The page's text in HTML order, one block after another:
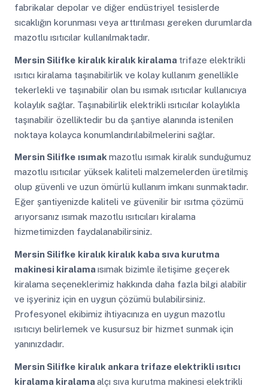
fabrikalar depolar ve diğer endüstriyel tesislerde
sıcaklığın korunması veya arttırılması gereken durumlarda
mazotlu ısıtıcılar kullanılmaktadır.
Mersin Silifke kiralık kiralık kiralama trifaze elektrikli
ısıtıcı kiralama taşınabilirlik ve kolay kullanım genellikle
tekerlekli ve taşınabilir olan bu ısımak ısıtıcılar kullanıcıya
kolaylık sağlar. Taşınabilirlik elektrikli ısıtıcılar kolaylıkla
taşınabilir özelliktedir bu da şantiye alanında istenilen
noktaya kolayca konumlandırılabilmelerini sağlar.
Mersin Silifke ısımak mazotlu ısımak kiralık sunduğumuz
mazotlu ısıtıcılar yüksek kaliteli malzemelerden üretilmiş
olup güvenli ve uzun ömürlü kullanım imkanı sunmaktadır.
Eğer şantiyenizde kaliteli ve güvenilir bir ısıtma çözümü
arıyorsanız ısımak mazotlu ısıtıcıları kiralama
hizmetimizden faydalanabilirsiniz.
Mersin Silifke kiralık kiralık kaba sıva kurutma
makinesi kiralamaısımak bizimle iletişime geçerek
kiralama seçeneklerimiz hakkında daha fazla bilgi alabilir
ve işyeriniz için en uygun çözümü bulabilirsiniz.
Profesyonel ekibimiz ihtiyacınıza en uygun mazotlu
ısıtıcıyı belirlemek ve kusursuz bir hizmet sunmak için
yanınızdadır.
Mersin Silifke kiralık ankara trifaze elektrikli ısıtıcı
kiralama kiralamaalçı sıva kurutma makinesi elektrikli